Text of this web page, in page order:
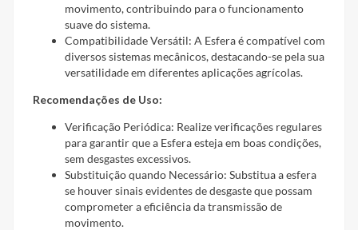
movimento, contribuindo para o funcionamento
suave do sistema.
Compatibilidade Versátil: A Esfera é compatível com
diversos sistemas mecânicos, destacando-se pela sua
versatilidade em diferentes aplicações agrícolas.
Recomendações de Uso:
Verificação Periódica: Realize verificações regulares
para garantir que a Esfera esteja em boas condições,
sem desgastes excessivos.
Substituição quando Necessário: Substitua a esfera
se houver sinais evidentes de desgaste que possam
comprometer a eficiência da transmissão de
movimento.